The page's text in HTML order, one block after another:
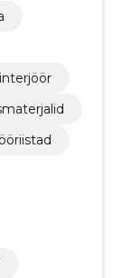
interjöör